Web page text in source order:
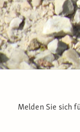
Melden Sie sich